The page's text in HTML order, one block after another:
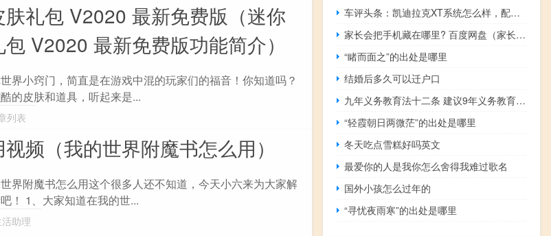
礼包 V2020 最新免费版（迷你
V2020 最新免费版功能简介）
界小窍门，简直是在游戏中混的玩家们的福音！你知道吗？
的皮肤和道具，听起来是...
列表
频（我的世界附魔书怎么用）
界附魔书怎么用这个很多人还不知道，今天小六来为大家解
！ 1、大家知道在我的世...
助理
车评头条：凯迪拉克XT系统怎么样，配备9速变速器的好处
家长会把手机藏在哪里? 百度网盘（家长会把手机藏在哪里）
“睹而面之”的出处是哪里
结婚后多久可以迁户口
九年义务教育法十二条 建议9年义务教育延至12年
“轻霞朝日两微茫”的出处是哪里
冬天吃点雪糕好吗英文
最爱你的人是我你怎么舍得我难过歌名
国外小孩怎么过年的
“寻忧夜雨寒”的出处是哪里